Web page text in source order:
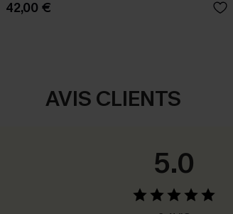
42,00 €
AVIS CLIENTS
5.0